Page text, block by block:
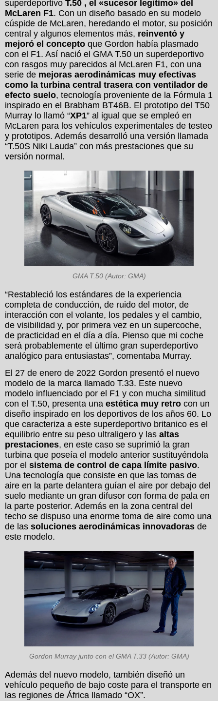
superdeportivo T.50 , el «sucesor legítimo» del
McLaren F1. Con un diseño basado en su modelo
cúspide de McLaren, heredando el motor, su posición
central y algunos elementos más, reinventó y
mejoró el concepto que Gordon había plasmado
con el F1. Así nació el GMA T.50 un superdeportivo
con rasgos muy parecidos al McLaren F1, con una
serie de mejoras aerodinámicas muy efectivas
como la turbina central trasera con ventilador de
efecto suelo, tecnología proveniente de la Fórmula 1
inspirado en el Brabham BT46B. El prototipo del T50
Murray lo llamó “XP1” al igual que se empleó en
McLaren para los vehículos experimentales de testeo
y prototipos. Además desarrolló una versión llamada
“T.50S Niki Lauda” con más prestaciones que su
versión normal.
GMA T.50 (Autor: GMA)
“Restableció los estándares de la experiencia
completa de conducción, de ruido del motor, de
interacción con el volante, los pedales y el cambio,
de visibilidad y, por primera vez en un supercoche,
de practicidad en el día a día. Pienso que mi coche
será probablemente el último gran superdeportivo
analógico para entusiastas”, comentaba Murray.
El 27 de enero de 2022 Gordon presentó el nuevo
modelo de la marca llamado T.33. Este nuevo
modelo influenciado por el F1 y con mucha similitud
con el T.50, presenta una estética muy retro con un
diseño inspirado en los deportivos de los años 60. Lo
que caracteriza a este superdeportivo britanico es el
equilibrio entre su peso ultraligero y las altas
prestaciones, en este caso se suprimió la gran
turbina que poseía el modelo anterior sustituyéndola
por el sistema de control de capa límite pasivo.
Una tecnología que consiste en que las tomas de
aire en la parte delantera guían el aire por debajo del
suelo mediante un gran difusor con forma de pala en
la parte posterior. Además en la zona central del
techo se dispuso una enorme toma de aire como una
de las soluciones aerodinámicas innovadoras de
este modelo.
Gordon Murray junto con el GMA T.33 (Autor: GMA)
Además del nuevo modelo, también diseñó un
vehículo pequeño de bajo coste para el transporte en
las regiones de África llamado “OX”.